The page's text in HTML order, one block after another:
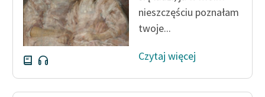
Ręce pełne poezji
Kolekcje edukacyjne
twórców przechodzących
do domeny publicznej,
lektur szkolnych oraz
nieszczęściu poznałam
twoje...
Czytaj więcej